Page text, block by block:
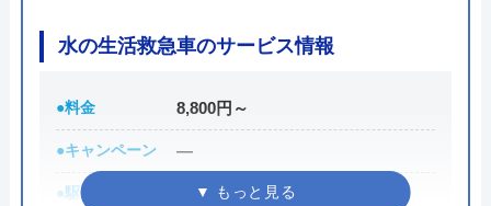
代表者 庄司良明
所在地
〒106-0032
東京都港区六本木5-10-33
水の生活救急車のサービス情報
●料金 8,800円～
●キャンペーン ―
●駆けつけ時間 最短30分